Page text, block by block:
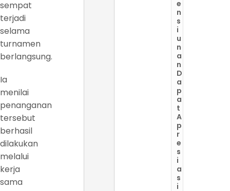
sempat
terjadi
selama
turnamen
berlangsung.
Ia
menilai
penanganan
tersebut
berhasil
dilakukan
melalui
kerja
sama
e
n
s
i
u
n
a
n
D
a
p
a
t
A
p
r
e
s
i
a
s
i